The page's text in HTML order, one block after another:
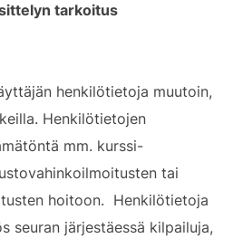
tarkoitus
henkilötietoja muutoin,
Henkilötietojen
mm. kurssi-
tai
hoitoon. Henkilötietoja
seuran järjestäessä kilpailuja,